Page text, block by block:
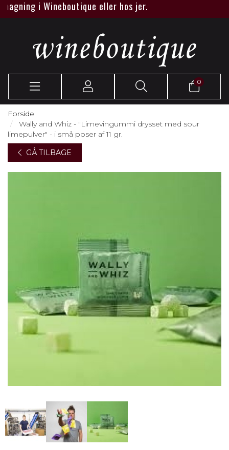
i Wineboutique eller hos jer.
0
Forside
Wally and Whiz - "Limevingummi drysset med sour
limepulver" - i små poser af 11 gr.
GÅ TILBAGE